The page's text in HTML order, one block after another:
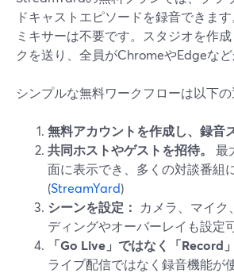
ドキャストエピソードを録音できま
ミキサーは不要です。スタジオを作
クを送り、全員がChromeやEdgeなど
シンプルな無料ワークフローは以下の
無料アカウントを作成し、録音
共同ホストやゲストを招待。
最
面に表示でき、多くの対談番組
(StreamYard)
シーンを設定： カメラ、マイク
ディングやオーバーレイも設定可
「Go Live」ではなく「Record
ライブ配信ではなく録音機能が